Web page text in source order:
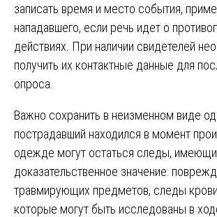
записать время и место события,
нападавшего, если речь идет о
действиях. При наличии свидетелей
получить их контактные данные для
опроса.
Важно сохранить в неизменном виде
пострадавший находился в момент
одежде могут остаться следы,
доказательственное значение:
травмирующих предметов, следы
которые могут быть исследованы в